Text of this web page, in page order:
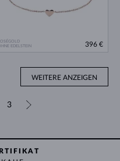
EDELSTEIN
396 €
WEITERE ANZEIGEN
3